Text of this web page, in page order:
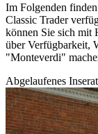
Im Folgenden
Classic Trader
können Sie sich mit
über Verfügbarkeit,
"Monteverdi"
Abgelaufenes Inserat